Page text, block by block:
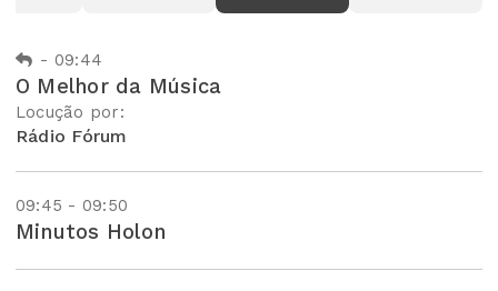
- 09:44
O Melhor da Música
Locução por:
Rádio Fórum
09:45 - 09:50
Minutos Holon